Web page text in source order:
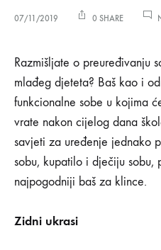
07/11/2019 0 SHARE
10
savjeta
za
uređivanje
dječije
sobe
Razmišljate o preuređivanju
mlađeg djeteta? Baš kao i
funkcionalne sobe u kojima
vrate nakon cijelog dana
savjeti za uređenje jednako
sobu, kupatilo i dječiju sobu,
najpogodniji baš za klince.
Zidni ukrasi